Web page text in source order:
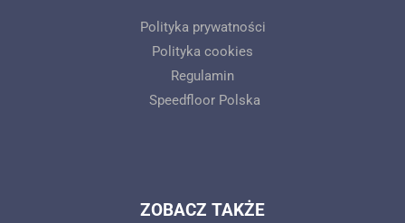
Polityka prywatności
Polityka cookies
Regulamin
Speedfloor Polska
ZOBACZ TAKŻE